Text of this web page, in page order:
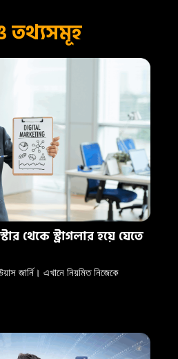
তথ্যসমূহ
থেকে স্ট্রাগলার হয়ে যেতে
জার্নি। এখানে নিয়মিত নিজেকে